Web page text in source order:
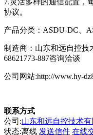
协议。
产品分类：ASDU-DC、
制造商：山东和远自控
68621773-887咨询洽谈
公司网站:http://www.hy-
联系方式
公司:山东和远自控技术有
状态:离线 发送信件 在线